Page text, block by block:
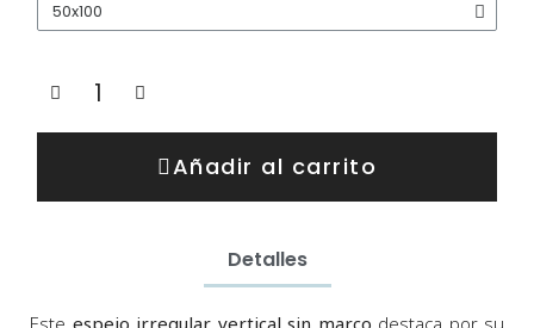
Añadir al carrito
Detalles